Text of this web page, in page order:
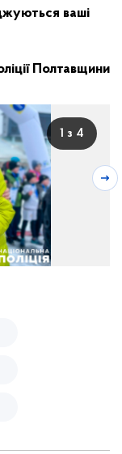
ваші
Полтавщини
1 з 4